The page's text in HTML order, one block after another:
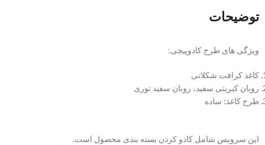
توضیحات
ویژگی های طرح کادوپیچی:
کاغذ کرافت شکلاتی
روبان کبریتی سفید، روبان سفید توری
طرح کاغذ: ساده
این سرویس شامل کادو کردن بسته بندی محصول است.